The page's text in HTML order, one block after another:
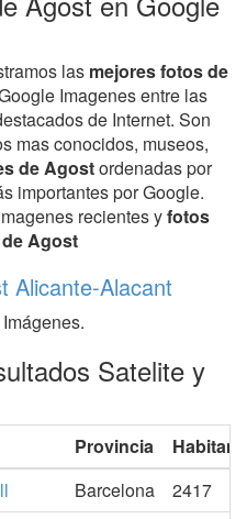
las mejores fotos de
Imagenes entre las
de Internet. Son
mas conocidos, museos,
de Agostordenadas por
importantes por Google.
recientes yfotos
Agost
Alicante-Alacant
Satelite y
Provincia
Barcelona
2417